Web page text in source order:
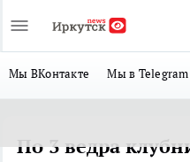
Мы ВКонтакте Мы в Telegram
По 3 ведра